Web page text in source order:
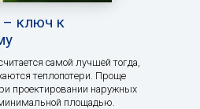
– ключ к
самой лучшей тогда,
теплопотери. Проще
проектировании наружных
площадью.